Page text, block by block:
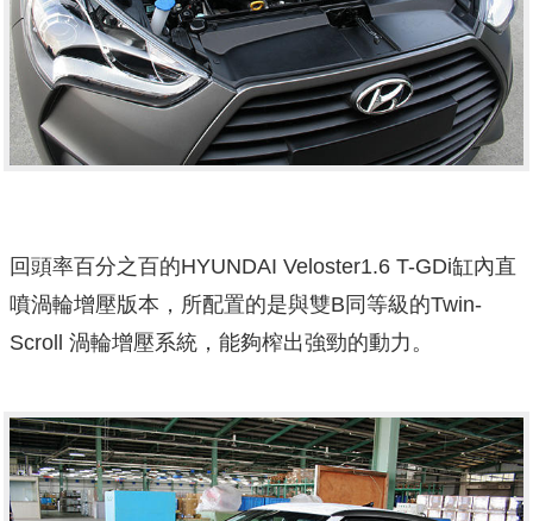
回頭率百分之百的HYUNDAI Veloster1.6 T-GDi缸內直
噴渦輪增壓版本，所配置的是與雙B同等級的Twin-
Scroll 渦輪增壓系統，能夠榨出強勁的動力。